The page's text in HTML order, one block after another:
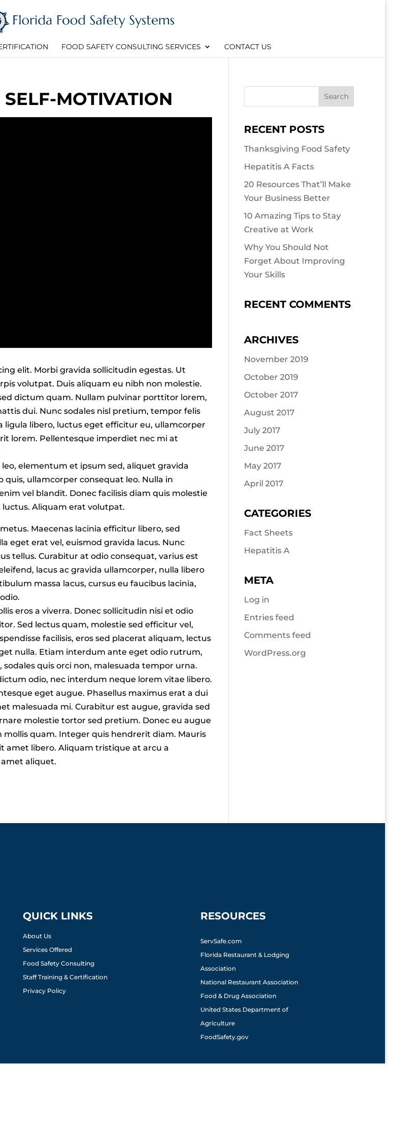
FOOD SAFETY CONSULTING SERVICES CONTACT US
MOTIVATION
elit. Morbi gravida sollicitudin egestas. Ut
volutpat. Duis aliquam eu nibh non molestie.
dictum quam. Nullam pulvinar porttitor lorem,
dui. Nunc sodales nisl pretium, tempor felis
ligula libero, luctus eget efficitur eu, ullamcorper
lorem. Pellentesque imperdiet nec mi at
elementum et ipsum sed, aliquet gravida
ullamcorper consequat leo. Nulla in
vel blandit. Donec facilisis diam quis molestie
Aliquam erat volutpat.
Maecenas lacinia efficitur libero, sed
eget erat vel, euismod gravida lacus. Nunc
tellus. Curabitur at odio consequat, varius est
lacus ac gravida ullamcorper, nulla libero
massa lacus, cursus eu faucibus lacinia,
eros a viverra. Donec sollicitudin nisi et odio
Sed lectus quam, molestie sed efficitur vel,
facilisis, eros sed placerat aliquam, lectus
nulla. Etiam interdum ante eget odio rutrum,
quis orci non, malesuada tempor urna.
odio, nec interdum neque lorem vitae libero.
eget augue. Phasellus maximus erat a dui
malesuada mi. Curabitur est augue, gravida sed
molestie tortor sed pretium. Donec eu augue
quam. Integer quis hendrerit diam. Mauris
amet libero. Aliquam tristique at arcu a
aliquet.
RECENT POSTS
Thanksgiving Food Safety
Hepatitis A Facts
20 Resources That’ll Make
Your Business Better
10 Amazing Tips to Stay
Creative at Work
Why You Should Not
Forget About Improving
Your Skills
RECENT COMMENTS
ARCHIVES
November 2019
October 2019
October 2017
August 2017
July 2017
June 2017
May 2017
April 2017
CATEGORIES
Fact Sheets
Hepatitis A
META
Log in
Entries feed
Comments feed
WordPress.org
QUICK LINKS
About Us
Services Offered
Food Safety Consulting
Staff Training & Certification
Privacy Policy
RESOURCES
ServSafe.com
Florida Restaurant & Lodging
Association
National Restaurant Association
Food & Drug Association
United States Department of
Agriculture
FoodSafety.gov